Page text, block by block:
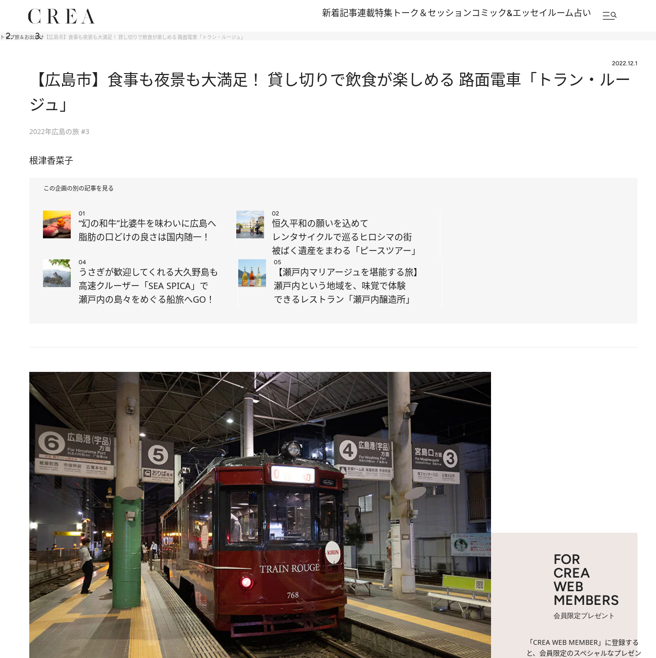
新着記事連載特集 トーク＆セッションコミック&エッセイルーム占い
トップ旅＆お出かけ 【広島市】食事も夜景も大満足！ 貸し切りで飲食が楽しめる 路面電車「トラン・ルージュ」
2022.12.1
【広島市】食事も夜景も大満足！ 貸し切りで飲食が楽しめる 路面電車「トラン・ルー
ジュ」
2022年広島の旅 #3
根津香菜子
この企画の別の記事を見る
01
“幻の和牛”比婆牛を味わいに広島へ
脂肪の口どけの良さは国内随一！
02
恒久平和の願いを込めて
レンタサイクルで巡るヒロシマの街
被ばく遺産をまわる「ピースツアー」
04
うさぎが歓迎してくれる大久野島も
高速クルーザー「SEA SPICA」で
瀬戸内の島々をめぐる船旅へGO！
05
【瀬戸内マリアージュを堪能する旅】
瀬戸内という地域を、味覚で体験
できるレストラン「瀬戸内醸造所」
FOR
CREA
WEB
MEMBERS
会員限定プレゼント
「CREA WEB MEMBER」に登録する
と、会員限定のスペシャルなプレゼン